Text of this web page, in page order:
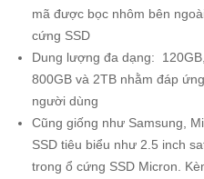
mã được bọc nhôm bên
cứng SSD
Dung lượng đa dạng:
800GB và 2TB nhằm đáp
người dùng
Cũng giống như Samsung,
SSD tiêu biểu như 2.5 inch
trong ổ cứng SSD Micron.